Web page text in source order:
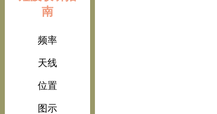
南
频率
天线
位置
图示